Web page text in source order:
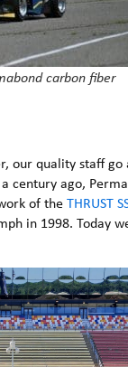
carbon fiber
our quality staff
ago,
of theTHRUST
in 1998. Today